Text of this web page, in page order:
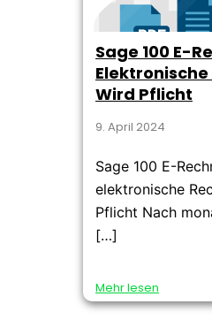
Sage 100 E-
Wird Pflicht
9. April 2024
Sage 100 E-
elektronische
Pflicht Nach
[…]
Mehr lesen